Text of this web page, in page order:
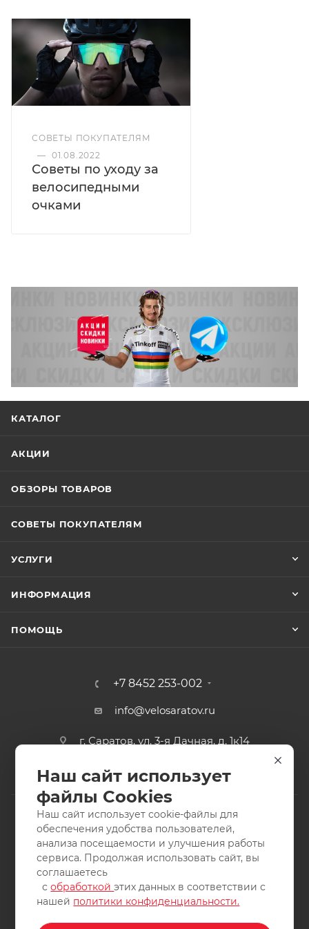
СОВЕТЫ ПОКУПАТЕЛЯМ
— 01.08.2022
Советы по уходу за
велосипедными
очками
КАТАЛОГ
АКЦИИ
ОБЗОРЫ ТОВАРОВ
СОВЕТЫ ПОКУПАТЕЛЯМ
УСЛУГИ
ИНФОРМАЦИЯ
ПОМОЩЬ
+7 8452 253-002
info@velosaratov.ru
г. Саратов, ул. 3-я Дачная, д. 1к14
2011-2026 © интернет-магазин спортивных товаров
ВелоСаратов. Не является публичной офертой. Все права
защищены. Заимствование материалов и фотографий
запрещено.
Наш сайт использует
файлы Cookies
Наш сайт использует cookie-файлы для
обеспечения удобства пользователей,
анализа посещаемости и улучшения работы
сервиса. Продолжая использовать сайт, вы
соглашаетесь
собработкойэтих данных в соответствии с
нашей политики конфиденциальности.